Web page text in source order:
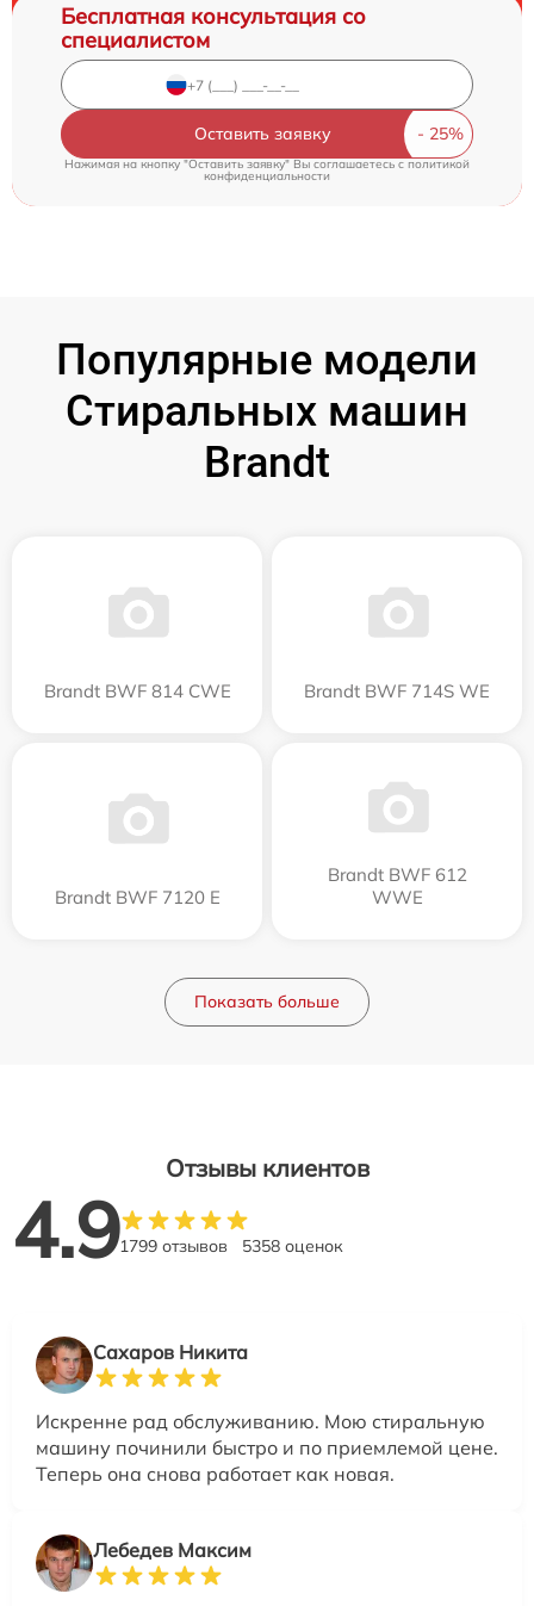
Бесплатная консультация со
специалистом
Оставить заявку
Нажимая на кнопку "Оставить заявку" Вы соглашаетесь c политикой
конфиденциальности
Популярные модели
Стиральных машин
Brandt
Brandt BWF 814 CWE Brandt BWF 714S WE
Brandt BWF 7120 E
Brandt BWF 612
WWE
Показать больше
Отзывы клиентов
4.91799 отзывов 5358 оценок
Сахаров Никита
Искренне рад обслуживанию. Мою стиральную
машину починили быстро и по приемлемой цене.
Теперь она снова работает как новая.
Лебедев Максим